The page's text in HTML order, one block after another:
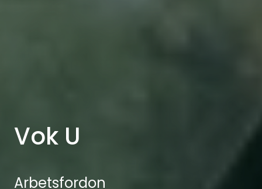
Vok U
Arbetsfordon